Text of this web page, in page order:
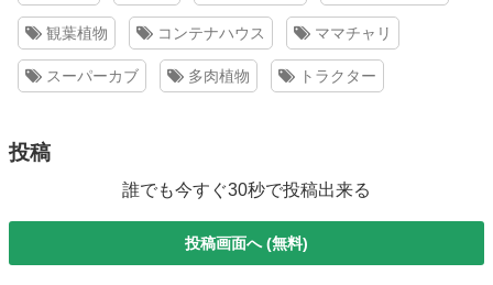
観葉植物 コンテナハウス ママチャリ
スーパーカブ 多肉植物 トラクター
投稿
誰でも今すぐ30秒で投稿出来る
投稿画面へ (無料)